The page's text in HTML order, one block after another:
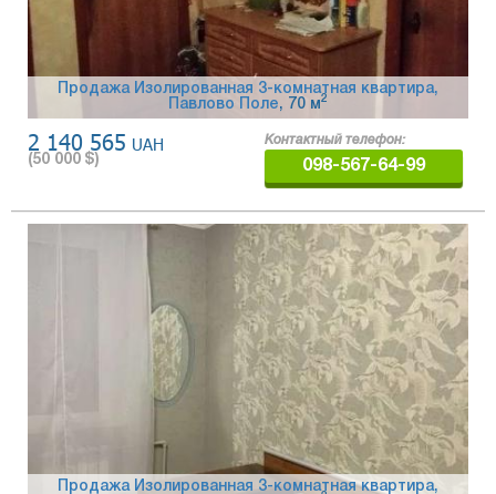
Продажа Изолированная 3-комнатная квартира,
Павлово Поле, 70 м2
2 140 565 UAH
(50 000 $)
Контактный телефон:
098-567-64-99
Продажа Изолированная 3-комнатная квартира,